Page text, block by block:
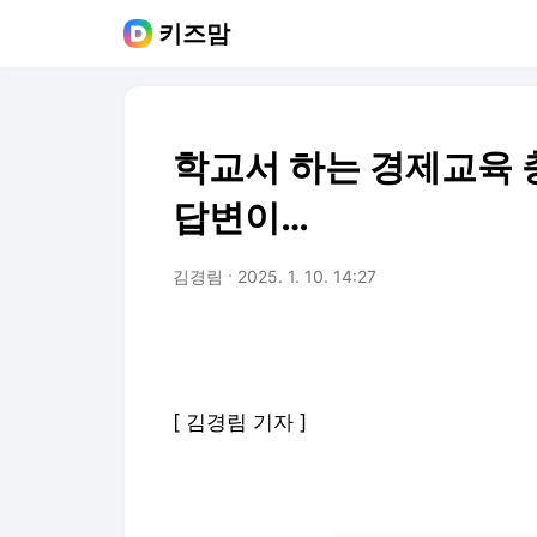
키즈맘
학교서 하는 경제교
답변이…
김경림 2025. 1. 10. 14:27
[ 김경림 기자 ]